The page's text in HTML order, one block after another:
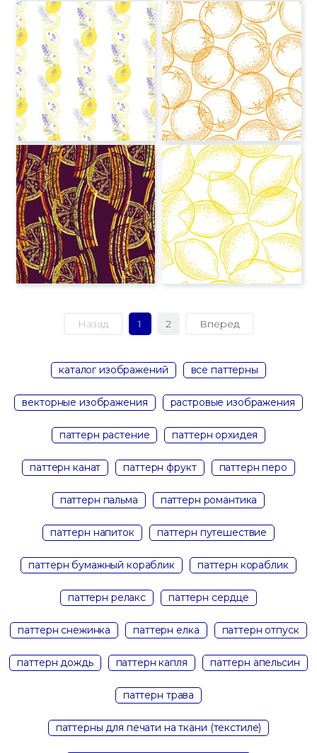
Назад 1 2 Вперед
каталог изображений все паттерны
векторные изображения растровые изображения
паттерн растение паттерн орхидея
паттерн канат паттерн фрукт паттерн перо
паттерн пальма паттерн романтика
паттерн напиток паттерн путешествие
паттерн бумажный кораблик паттерн кораблик
паттерн релакс паттерн сердце
паттерн снежинка паттерн елка паттерн отпуск
паттерн дождь паттерн капля паттерн апельсин
паттерн трава
паттерны для печати на ткани (текстиле)